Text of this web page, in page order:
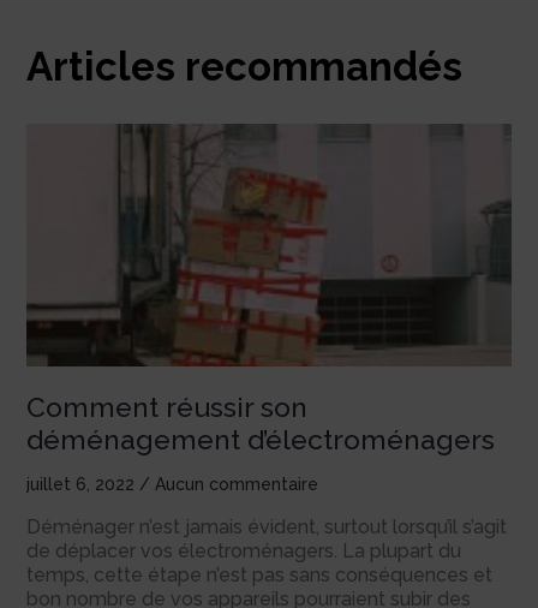
Articles recommandés
Comment réussir son
déménagement d’électroménagers
juillet 6, 2022 Aucun commentaire
Déménager n’est jamais évident, surtout lorsqu’il s’agit
de déplacer vos électroménagers. La plupart du
temps, cette étape n’est pas sans conséquences et
bon nombre de vos appareils pourraient subir des